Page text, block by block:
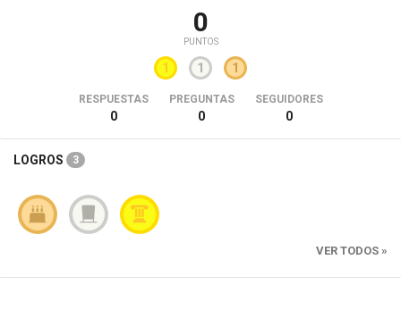
0
PUNTOS
1 1 1
RESPUESTAS
0
PREGUNTAS
0
SEGUIDORES
0
LOGROS 3
VER TODOS »